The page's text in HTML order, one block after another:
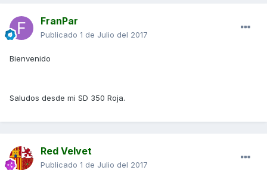
FranPar
Publicado 1 de Julio del 2017
Bienvenido
Saludos desde mi SD 350 Roja.
Red Velvet
Publicado 1 de Julio del 2017